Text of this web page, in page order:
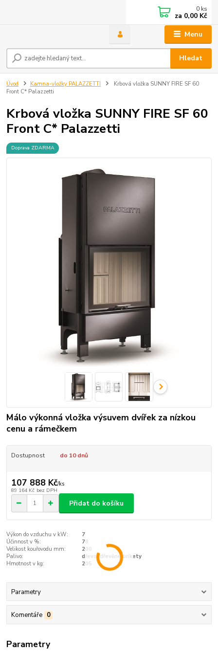
Menu
Hledat
0 ks
za 0,00 Kč
Úvod Kamna-vložky PALAZZETTI
Krbová vložka SUNNY FIRE SF 60
Front C* Palazzetti
Krbová vložka SUNNY FIRE SF 60
Front C* Palazzetti
Doprava ZDARMA
Málo výkonná vložka výsuvem dvířek za nízkou
cenu a rámečkem
Dostupnost do 10 dnů
107 888 Kč/ks
89 164 Kč bez DPH
Přidat do košíku
Výkon do vzduchu v kW:
7
Účinnost v %:
78
Velikost kouřovodu mm:
200
Palivo:
dřevo, dřevěné brikety
Hmotnost v kg:
205
Parametry
Komentáře 0
Parametry